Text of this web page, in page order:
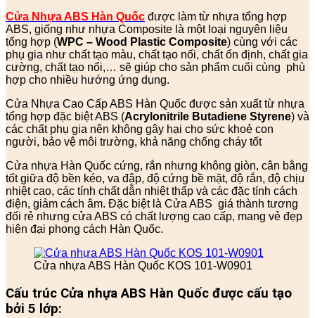
Cửa Nhựa ABS Hàn Quốc được làm từ nhựa tổng hợp
ABS, giống như nhựa Composite là một loại nguyên liệu
tổng hợp (WPC – Wood Plastic Composite) cùng với các
phụ gia như chất tạo màu, chất tạo nối, chất ổn định, chất gia
cường, chất tạo nổi,… sẽ giúp cho sản phẩm cuối cùng phù
hợp cho nhiều hướng ứng dụng.
Cửa Nhựa Cao Cấp ABS Hàn Quốc được sản xuất từ nhựa
tổng hợp đặc biệt ABS (Acrylonitrile Butadiene Styrene) và
các chất phụ gia nên không gây hại cho sức khoẻ con
người, bảo vệ môi trường, khả năng chống cháy tốt
Cửa nhựa Hàn Quốc cứng, rắn nhưng không giòn, cân bằng
tốt giữa độ bền kéo, va đập, độ cứng bề mặt, độ rắn, độ chịu
nhiệt cao, các tính chất dẫn nhiệt thấp và các đặc tính cách
điện, giảm cách âm. Đặc biệt là Cửa ABS giá thành tương
đối rẻ nhưng cửa ABS có chất lượng cao cấp, mang vẻ đẹp
hiện đại phong cách Hàn Quốc.
Cửa nhựa ABS Hàn Quốc KOS 101-W0901
Cấu trúc Cửa nhựa ABS Hàn Quốc được cấu tạo
bởi 5 lớp: